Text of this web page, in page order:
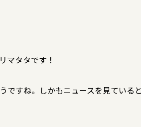
マタタです！
ですね。しかもニュースを見ている